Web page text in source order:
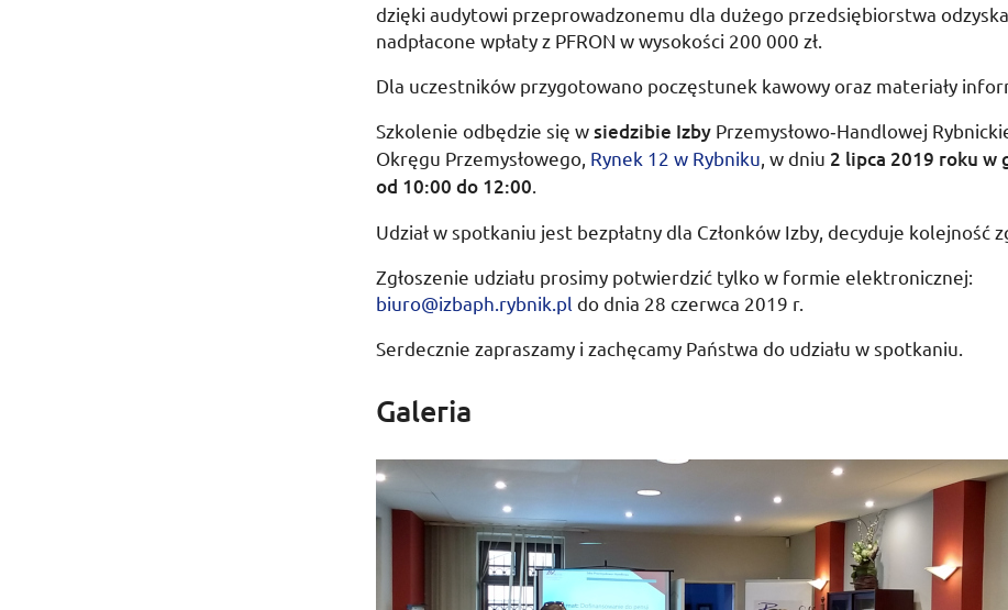
dzięki audytowi przeprowadzonemu dla dużego przedsiębiorstwa
nadpłacone wpłaty z PFRON w wysokości 200 000 zł.
Dla uczestników przygotowano poczęstunek kawowy oraz materiały
Szkolenie odbędzie się wsiedzibie Izby Przemysłowo­‑Handlowej
Okręgu Przemysłowego, Rynek 12 w Rybniku , w dniu 2 lipca 2019 roku w
od 10:00 do 12:00
Udział w spotkaniu jest bezpłatny dla Członków Izby, decyduje kolejność
Zgłoszenie udziału prosimy potwierdzić tylko w formie elektronicznej:
biuro@izbaph.rybnik.pl do dnia 28 czerwca 2019 r.
Serdecznie zapraszamy i zachęcamy Państwa do udziału w spotkaniu.
Galeria